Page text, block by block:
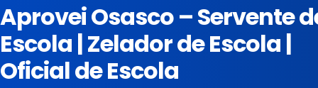
Aprovei Osasco – Servente
Escola | Zelador de Escola |
Oficial de Escola